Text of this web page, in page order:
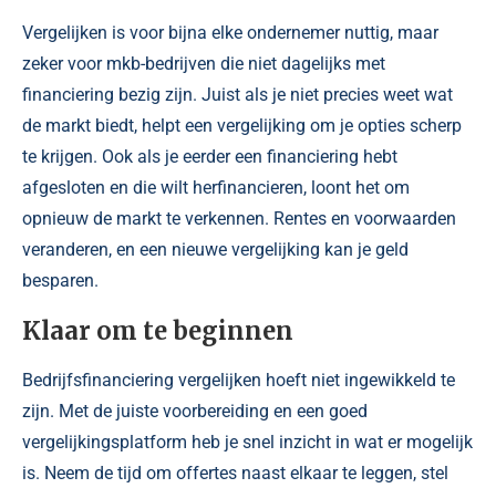
Vergelijken is voor bijna elke ondernemer nuttig, maar
zeker voor mkb-bedrijven die niet dagelijks met
financiering bezig zijn. Juist als je niet precies weet wat
de markt biedt, helpt een vergelijking om je opties scherp
te krijgen. Ook als je eerder een financiering hebt
afgesloten en die wilt herfinancieren, loont het om
opnieuw de markt te verkennen. Rentes en voorwaarden
veranderen, en een nieuwe vergelijking kan je geld
besparen.
Klaar om te beginnen
Bedrijfsfinanciering vergelijken hoeft niet ingewikkeld te
zijn. Met de juiste voorbereiding en een goed
vergelijkingsplatform heb je snel inzicht in wat er mogelijk
is. Neem de tijd om offertes naast elkaar te leggen, stel